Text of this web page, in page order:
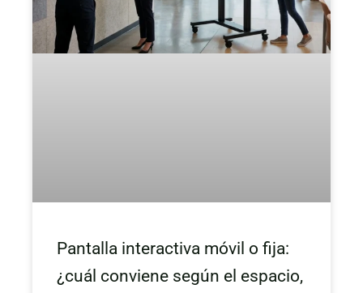
Pantalla interactiva móvil o fija:
¿cuál conviene según el espacio,